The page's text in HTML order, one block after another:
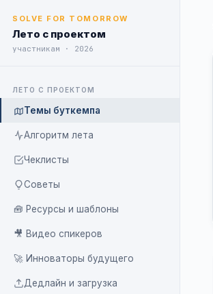
SOLVE FOR TOMORROW
Лето с проектом
участникам · 2026
ЛЕТО С ПРОЕКТОМ
Темы буткемпа
Алгоритм лета
Чеклисты
Советы
🧰 Ресурсы и шаблоны
🎥 Видео спикеров
🚀 Инноваторы будущего
Дедлайн и загрузка